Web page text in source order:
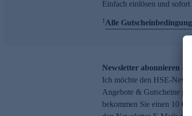
Einfach einlösen und
1Alle
Newsletter abonnieren –
Ich möchte den HSE-
Angebote & Gutscheine
bekommen Sie einen 10 €